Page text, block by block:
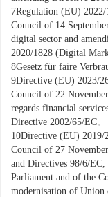
7Regulation (EU)
Council of 14
digital sector and
2020/1828 (Digital
8Gesetz für faire
9Directive (EU) 2023/
Council of 22
regards financial
Directive 2002/65/EC。
10Directive (EU) 2019/
Council of 27
and Directives 98/6/
Parliament and of the
modernisation of